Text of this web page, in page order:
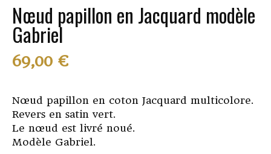
Nœud papillon en Jacquard modèle
Gabriel
69,00 €
Nœud papillon en coton Jacquard multicolore.
Revers en satin vert.
Le nœud est livré noué.
Modèle Gabriel.